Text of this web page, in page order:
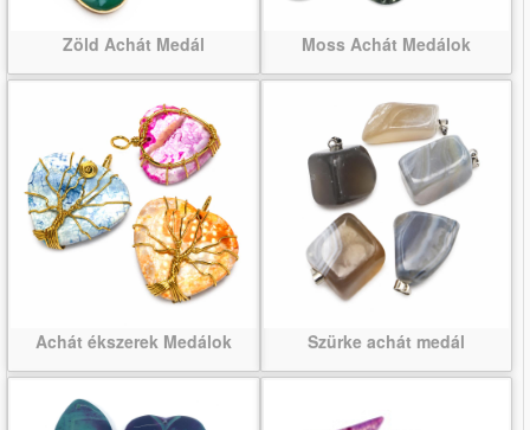
Zöld Achát Medál Moss Achát Medálok
Achát ékszerek Medálok Szürke achát medál